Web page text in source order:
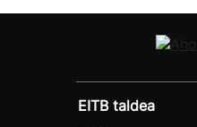
EITB taldea